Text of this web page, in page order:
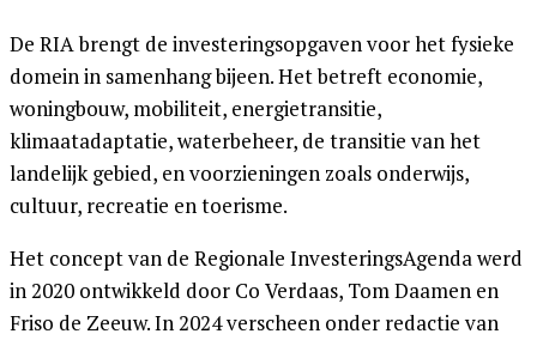
De RIA brengt de investeringsopgaven voor het fysieke
domein in samenhang bijeen. Het betreft economie,
woningbouw, mobiliteit, energietransitie,
klimaatadaptatie, waterbeheer, de transitie van het
landelijk gebied, en voorzieningen zoals onderwijs,
cultuur, recreatie en toerisme.
Het concept van de Regionale InvesteringsAgenda werd
in 2020 ontwikkeld door Co Verdaas, Tom Daamen en
Friso de Zeeuw. In 2024 verscheen onder redactie van